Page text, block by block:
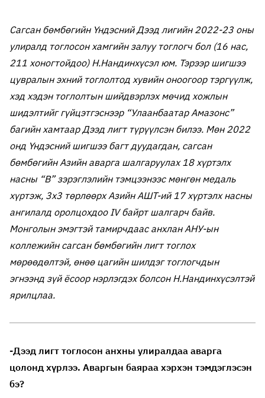
Сагсан бөмбөгийн Үндэсний Дээд лигийн 2022-23 оны
улиралд тоглосон хамгийн залуу тоглогч бол (16 нас,
211 хоногтойдоо) Н.Нандинхүсэл юм. Тэрээр шигшээ
цувралын эхний тоглолтод хувийн оноогоор тэргүүлж,
хэд хэдэн тоглолтын шийдвэрлэх мөчид хожлын
шидэлтийг гүйцэтгэснээр “Улаанбаатар Амазонс”
багийн хамтаар Дээд лигт түрүүлсэн билээ. Мөн 2022
онд Үндэсний шигшээ багт дуудагдан, сагсан
бөмбөгийн Азийн аварга шалгаруулах 18 хүртэлх
насны “В” зэрэглэлийн тэмцээнээс мөнгөн медаль
хүртэж, 3х3 төрлөөрх Азийн АШТ-ий 17 хүртэлх насны
ангилалд оролцохдоо IV байрт шалгарч байв.
Монголын эмэгтэй тамирчдаас анхлан АНУ-ын
коллежийн сагсан бөмбөгийн лигт тоглох
мөрөөдөлтэй, өнөө цагийн шилдэг тоглогчдын
эгнээнд зүй ёсоор нэрлэгдэх болсон Н.Нандинхүсэлтэй
ярилцлаа.
-Дээд лигт тоглосон анхны улиралдаа аварга
цолонд хүрлээ. Аваргын баяраа хэрхэн тэмдэглэсэн
бэ?